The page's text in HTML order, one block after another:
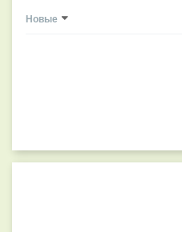
Новые